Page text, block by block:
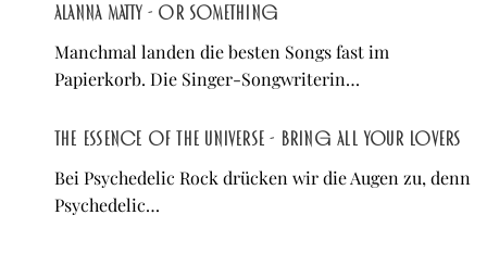
Alanna Matty - Or Something
Manchmal landen die besten Songs fast im
Papierkorb. Die Singer-Songwriterin…
The Essence of The Universe - Bring All Your Lovers
Bei Psychedelic Rock drücken wir die Augen zu, denn
Psychedelic…